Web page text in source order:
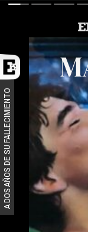
A DOS AÑOS DE SU FALLECIMIENTO